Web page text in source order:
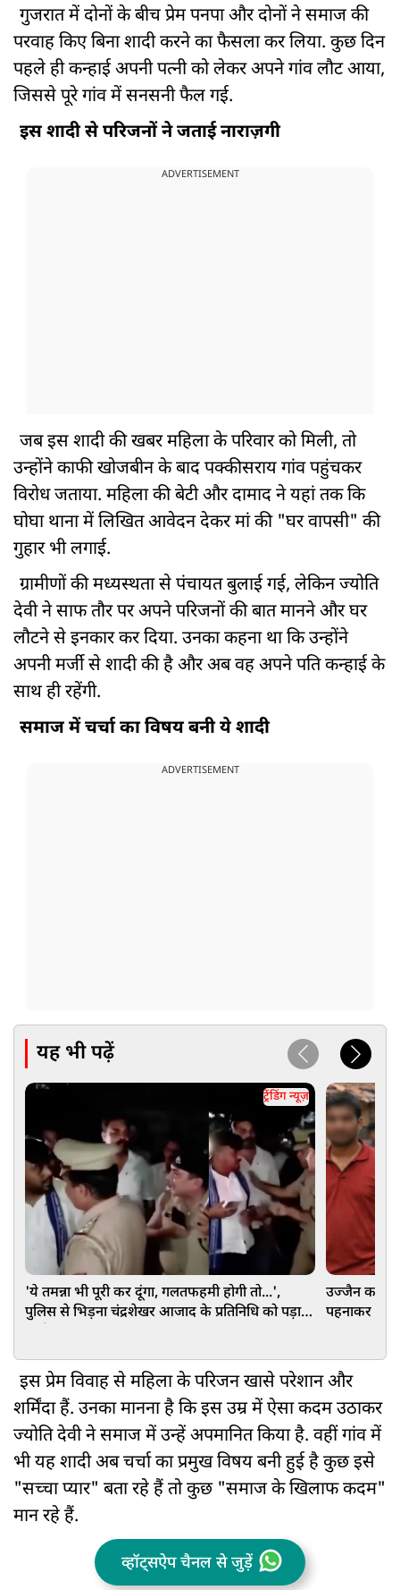
गुजरात में दोनों के बीच प्रेम पनपा और दोनों ने समाज की
परवाह किए बिना शादी करने का फैसला कर लिया. कुछ दिन
पहले ही कन्हाई अपनी पत्नी को लेकर अपने गांव लौट आया,
जिससे पूरे गांव में सनसनी फैल गई.
इस शादी से परिजनों ने जताई नाराज़गी
ADVERTISEMENT
जब इस शादी की खबर महिला के परिवार को मिली, तो
उन्होंने काफी खोजबीन के बाद पक्कीसराय गांव पहुंचकर
विरोध जताया. महिला की बेटी और दामाद ने यहां तक कि
घोघा थाना में लिखित आवेदन देकर मां की "घर वापसी" की
गुहार भी लगाई.
ग्रामीणों की मध्यस्थता से पंचायत बुलाई गई, लेकिन ज्योति
देवी ने साफ तौर पर अपने परिजनों की बात मानने और घर
लौटने से इनकार कर दिया. उनका कहना था कि उन्होंने
अपनी मर्जी से शादी की है और अब वह अपने पति कन्हाई के
साथ ही रहेंगी.
समाज में चर्चा का विषय बनी ये शादी
ADVERTISEMENT
यह भी पढ़ें
ट्रेंडिंग न्यूज़
'ये तमन्ना भी पूरी कर दूंगा, गलतफहमी होगी तो...',
पुलिस से भिड़ना चंद्रशेखर आजाद के प्रतिनिधि को पड़ा
उज्जैन कांड:
पहनाकर
इस प्रेम विवाह से महिला के परिजन खासे परेशान और
शर्मिंदा हैं. उनका मानना है कि इस उम्र में ऐसा कदम उठाकर
ज्योति देवी ने समाज में उन्हें अपमानित किया है. वहीं गांव में
भी यह शादी अब चर्चा का प्रमुख विषय बनी हुई है कुछ इसे
"सच्चा प्यार" बता रहे हैं तो कुछ "समाज के खिलाफ कदम"
मान रहे हैं.
व्हॉट्सऐप चैनल से जुड़ें